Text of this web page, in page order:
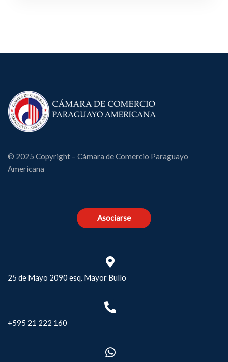
© 2025 Copyright – Cámara de Comercio Paraguayo
Americana
Asociarse
25 de Mayo 2090 esq. Mayor Bullo
+595 21 222 160